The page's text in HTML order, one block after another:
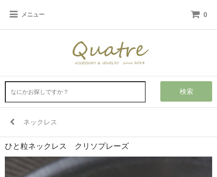
メニュー 0
検索
ネックレス
ひと粒ネックレス クリソプレーズ